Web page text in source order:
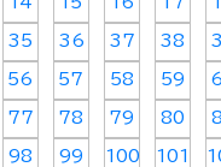
35 36 37 38
56 57 58 59
77 78 79 80
98 99 100 101